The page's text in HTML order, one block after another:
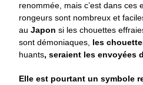
renommée, mais c’est dans ces
rongeurs sont nombreux et
auJapon si les chouettes
sont démoniaques, les
huants, seraient les envoyées
Elle est pourtant un symbole